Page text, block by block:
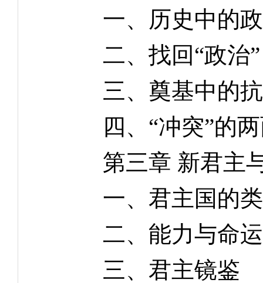
一、历史中的
二、找回“政治”
三、奠基中的
四、“冲突”的两
第三章 新君主
一、君主国的类
二、能力与命运
三、君主镜鉴